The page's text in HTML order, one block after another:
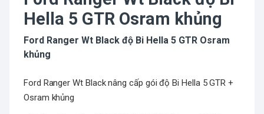
Hella 5 GTR Osram khủng
Ford Ranger Wt Black độ Bi Hella 5 GTR Osram
khủng
Ford Ranger Wt Black nâng cấp gói độ Bi Hella 5 GTR +
Osram khủng